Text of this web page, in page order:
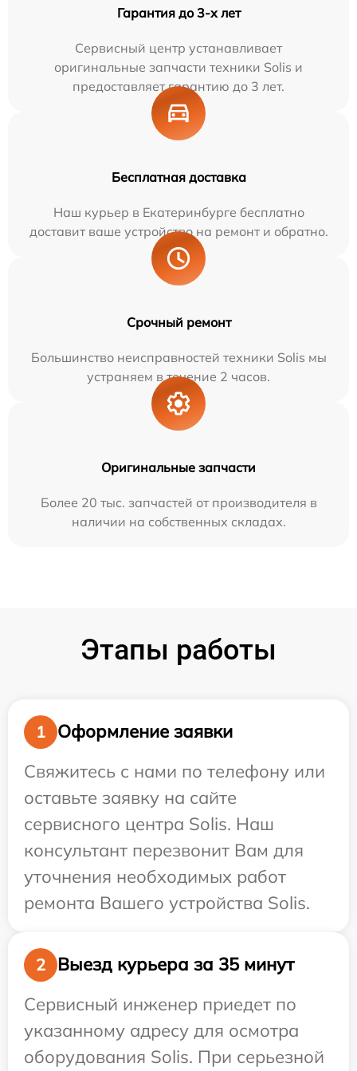
Гарантия до 3-х лет
Сервисный центр устанавливает
оригинальные запчасти техники Solis и
предоставляет гарантию до 3 лет.
Бесплатная доставка
Наш курьер в Екатеринбурге бесплатно
доставит ваше устройство на ремонт и обратно.
Срочный ремонт
Большинство неисправностей техники Solis мы
устраняем в течение 2 часов.
Оригинальные запчасти
Более 20 тыс. запчастей от производителя в
наличии на собственных складах.
Этапы работы
1
Оформление заявки
Свяжитесь с нами по телефону или
оставьте заявку на сайте
сервисного центра Solis. Наш
консультант перезвонит Вам для
уточнения необходимых работ
ремонта Вашего устройства Solis.
2
Выезд курьера за 35 минут
Сервисный инженер приедет по
указанному адресу для осмотра
оборудования Solis. При серьезной